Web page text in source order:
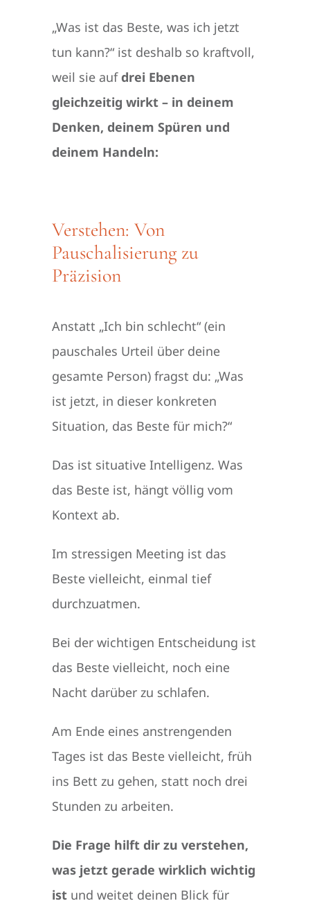
„Was ist das Beste, was ich jetzt
tun kann?“ ist deshalb so kraftvoll,
weil sie auf drei Ebenen
gleichzeitig wirkt – in deinem
Denken, deinem Spüren und
deinem Handeln:
Verstehen: Von
Pauschalisierung zu
Präzision
Anstatt „Ich bin schlecht“ (ein
pauschales Urteil über deine
gesamte Person) fragst du: „Was
ist jetzt, in dieser konkreten
Situation, das Beste für mich?“
Das ist situative Intelligenz. Was
das Beste ist, hängt völlig vom
Kontext ab.
Im stressigen Meeting ist das
Beste vielleicht, einmal tief
durchzuatmen.
Bei der wichtigen Entscheidung ist
das Beste vielleicht, noch eine
Nacht darüber zu schlafen.
Am Ende eines anstrengenden
Tages ist das Beste vielleicht, früh
ins Bett zu gehen, statt noch drei
Stunden zu arbeiten.
Die Frage hilft dir zu verstehen,
was jetzt gerade wirklich wichtig
ist und weitet deinen Blick für